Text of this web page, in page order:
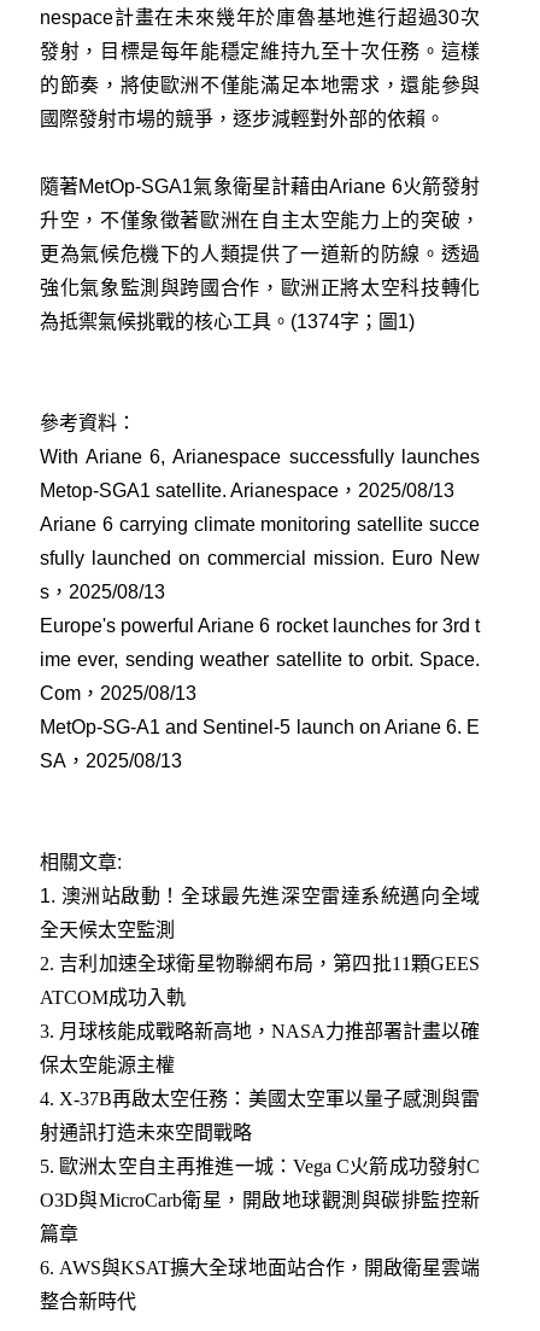
nespace計畫在未來幾年於庫魯基地進行超過30次
發射，目標是每年能穩定維持九至十次任務。這樣
的節奏，將使歐洲不僅能滿足本地需求，還能參與
國際發射市場的競爭，逐步減輕對外部的依賴。
隨著MetOp-SGA1氣象衛星計藉由Ariane 6火箭發射
升空，不僅象徵著歐洲在自主太空能力上的突破，
更為氣候危機下的人類提供了一道新的防線。透過
強化氣象監測與跨國合作，歐洲正將太空科技轉化
為抵禦氣候挑戰的核心工具。(1374字；圖1)
參考資料：
With Ariane 6, Arianespace successfully launches
Metop-SGA1 satellite. Arianespace，2025/08/13
Ariane 6 carrying climate monitoring satellite succe
sfully launched on commercial mission. Euro New
s，2025/08/13
Europe's powerful Ariane 6 rocket launches for 3rd t
ime ever, sending weather satellite to orbit. Space.
Com，2025/08/13
MetOp-SG-A1 and Sentinel-5 launch on Ariane 6. E
SA，2025/08/13
相關文章:
1. 澳洲站啟動！全球最先進深空雷達系統邁向全域
全天候太空監測
2. 吉利加速全球衛星物聯網布局，第四批11顆GEES
ATCOM成功入軌
3. 月球核能成戰略新高地，NASA力推部署計畫以確
保太空能源主權
4. X-37B再啟太空任務：美國太空軍以量子感測與雷
射通訊打造未來空間戰略
5. 歐洲太空自主再推進一城：Vega C火箭成功發射C
O3D與MicroCarb衛星，開啟地球觀測與碳排監控新
篇章
6. AWS與KSAT擴大全球地面站合作，開啟衛星雲端
整合新時代